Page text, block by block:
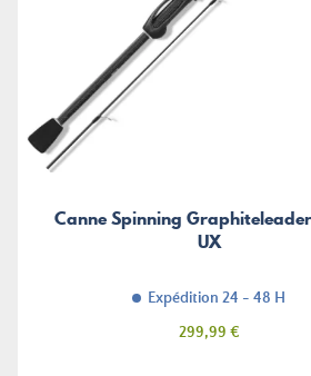
Canne Spinning
UX
Expédition 24 - 48 H
Prix
299,99 €